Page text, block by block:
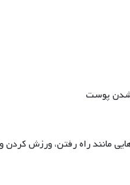
شدن پوست
هایی مانند راه رفتن، ورزش